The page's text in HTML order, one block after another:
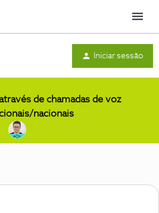
Menu
Iniciar sessão
de chamadas de voz
nacionais